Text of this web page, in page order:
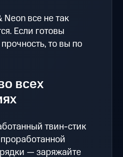
все не так
Если готовы
то вы по
всех
твин-стик
— заряжайте